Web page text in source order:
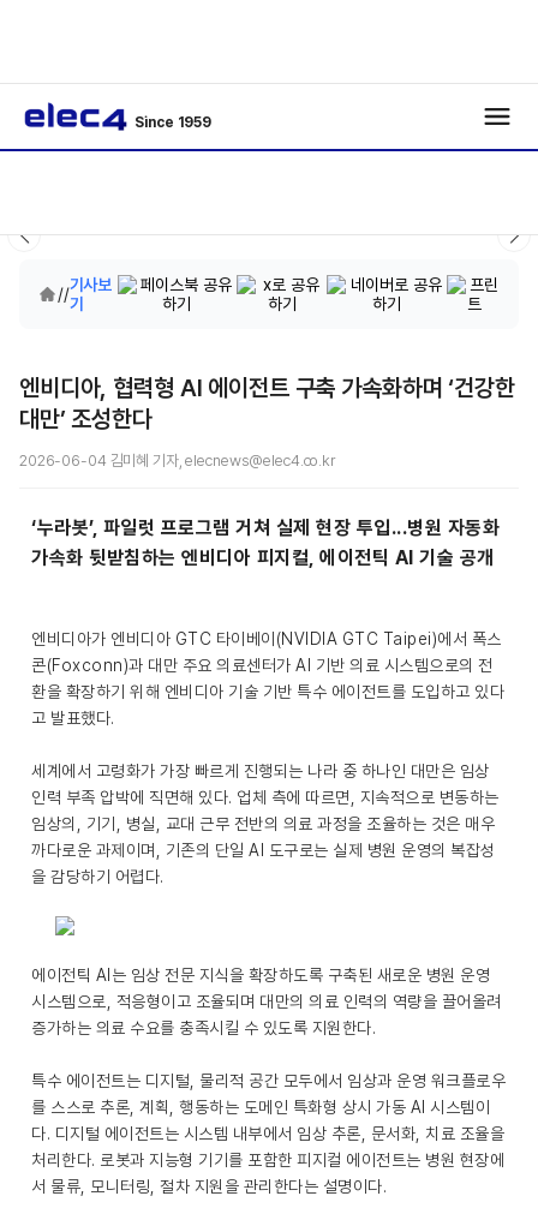
Since 1959
//기사보
기
엔비디아, 협력형 AI 에이전트 구축 가속화하며 ‘건강한
대만’ 조성한다
2026-06-04 김미혜 기자, elecnews@elec4.co.kr
‘누라봇’, 파일럿 프로그램 거쳐 실제 현장 투입...병원 자동화
가속화 뒷받침하는 엔비디아 피지컬, 에이전틱 AI 기술 공개
엔비디아가 엔비디아 GTC 타이베이(NVIDIA GTC Taipei)에서 폭스
콘(Foxconn)과 대만 주요 의료센터가 AI 기반 의료 시스템으로의 전
환을 확장하기 위해 엔비디아 기술 기반 특수 에이전트를 도입하고 있다
고 발표했다.
세계에서 고령화가 가장 빠르게 진행되는 나라 중 하나인 대만은 임상
인력 부족 압박에 직면해 있다. 업체 측에 따르면, 지속적으로 변동하는
임상의, 기기, 병실, 교대 근무 전반의 의료 과정을 조율하는 것은 매우
까다로운 과제이며, 기존의 단일 AI 도구로는 실제 병원 운영의 복잡성
을 감당하기 어렵다.
에이전틱 AI는 임상 전문 지식을 확장하도록 구축된 새로운 병원 운영
시스템으로, 적응형이고 조율되며 대만의 의료 인력의 역량을 끌어올려
증가하는 의료 수요를 충족시킬 수 있도록 지원한다.
특수 에이전트는 디지털, 물리적 공간 모두에서 임상과 운영 워크플로우
를 스스로 추론, 계획, 행동하는 도메인 특화형 상시 가동 AI 시스템이
다. 디지털 에이전트는 시스템 내부에서 임상 추론, 문서화, 치료 조율을
처리한다. 로봇과 지능형 기기를 포함한 피지컬 에이전트는 병원 현장에
서 물류, 모니터링, 절차 지원을 관리한다는 설명이다.